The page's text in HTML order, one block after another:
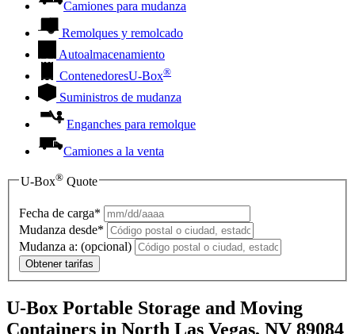
Camiones para mudanza
Remolques y remolcado
Autoalmacenamiento
ContenedoresU-Box®
Suministros de mudanza
Enganches para remolque
Camiones a la venta
U-Box® Quote
Fecha de carga*
Mudanza desde*
Mudanza a: (opcional)
Obtener tarifas
U-Box Portable Storage and Moving
Containers in North Las Vegas, NV 89084